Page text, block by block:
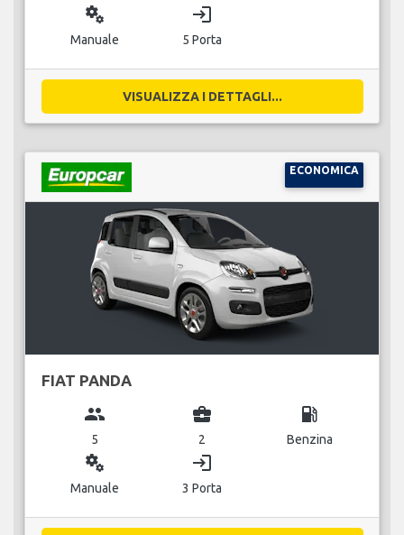
miscellaneous_services
Manuale
login
5 Porta
VISUALIZZA I DETTAGLI...
ECONOMICA
FIAT PANDA
group
5
business_center
2
local_gas_station
Benzina
miscellaneous_services
Manuale
login
3 Porta